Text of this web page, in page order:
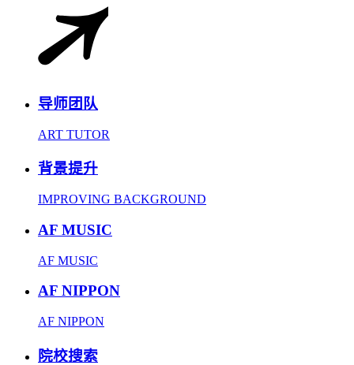
导师团队
ART TUTOR
背景提升
IMPROVING BACKGROUND
AF MUSIC
AF MUSIC
AF NIPPON
AF NIPPON
院校搜索